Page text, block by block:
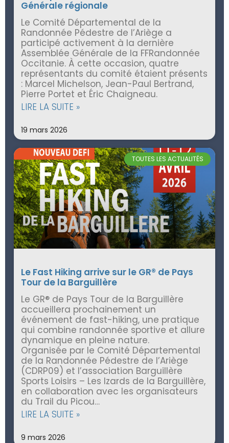
Générale régionale
Le Comité Départemental de la
Randonnée Pédestre de l’Ariège a
participé activement à la dernière
Assemblée Générale de la FFRandonnée
Occitanie. À cette occasion, quatre
représentants du comité étaient présents
: Marcel Michelson, Jean-Paul Bertrand,
Pierre Portet et Éric Chaigneau.
LIRE LA SUITE »
19 mars 2026
TOUTES LES ACTUALITÉS
Le Fast Hiking arrive sur le GR® de Pays
Tour de la Barguillère
Le GR® de Pays Tour de la Barguillère
accueillera prochainement un
événement de fast-hiking, une pratique
qui combine randonnée sportive et allure
dynamique en pleine nature.
Organisée par le Comité Départemental
de la Randonnée Pédestre de l’Ariège
(CDRP09) et l’association Barguillère
Sports Loisirs – Les Izards de la Barguillère,
en collaboration avec les organisateurs
du Trail du Picou…
LIRE LA SUITE »
9 mars 2026